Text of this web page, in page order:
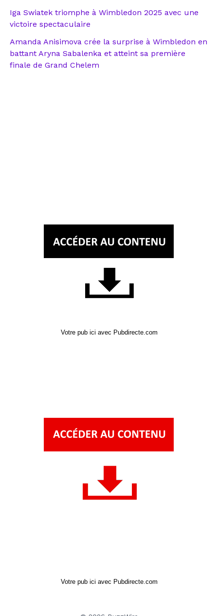
Iga Swiatek triomphe à Wimbledon 2025 avec une
victoire spectaculaire
Amanda Anisimova crée la surprise à Wimbledon en
battant Aryna Sabalenka et atteint sa première
finale de Grand Chelem
Votre pub ici avec Pubdirecte.com
Votre pub ici avec Pubdirecte.com